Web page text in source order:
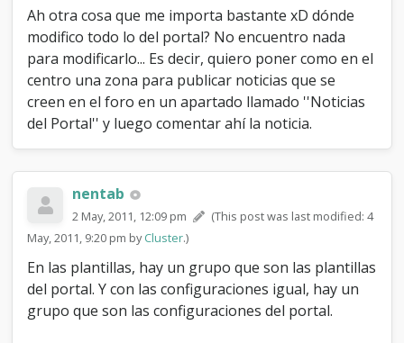
Ah otra cosa que me importa bastante xD dónde
modifico todo lo del portal? No encuentro nada
para modificarlo... Es decir, quiero poner como en el
centro una zona para publicar noticias que se
creen en el foro en un apartado llamado ''Noticias
del Portal'' y luego comentar ahí la noticia.
nentab
2 May, 2011, 12:09 pm
(This post was last modified: 4
May, 2011, 9:20 pm byCluster.)
En las plantillas, hay un grupo que son las plantillas
del portal. Y con las configuraciones igual, hay un
grupo que son las configuraciones del portal.